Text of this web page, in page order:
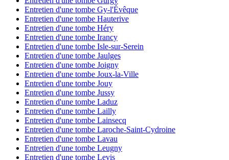
Entretien d'une tombe Gy-l'Évêque
Entretien d'une tombe Hauterive
Entretien d'une tombe Héry
Entretien d'une tombe Irancy
Entretien d'une tombe Isle-sur-Serein
Entretien d'une tombe Jaulges
Entretien d'une tombe Joigny
Entretien d'une tombe Joux-la-Ville
Entretien d'une tombe Jouy
Entretien d'une tombe Jussy
Entretien d'une tombe Laduz
Entretien d'une tombe Lailly
Entretien d'une tombe Lainsecq
Entretien d'une tombe Laroche-Saint-Cydroine
Entretien d'une tombe Lavau
Entretien d'une tombe Leugny
Entretien d'une tombe Levis